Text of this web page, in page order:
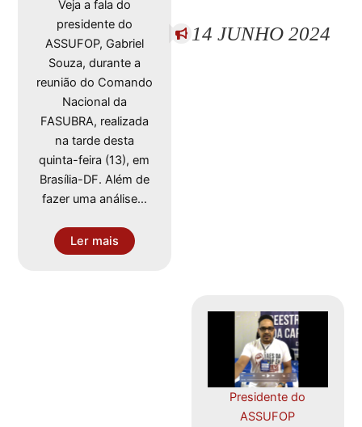
Veja a fala do
presidente do
ASSUFOP, Gabriel
Souza, durante a
reunião do Comando
Nacional da
FASUBRA, realizada
na tarde desta
quinta-feira (13), em
Brasília-DF. Além de
fazer uma análise…
Ler mais
14 JUNHO 2024
Presidente do
ASSUFOP